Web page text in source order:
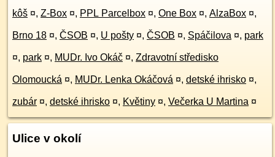
kôš ¤, Z-Box ¤, PPL Parcelbox ¤, One Box ¤, AlzaBox ¤,
Brno 18 ¤, ČSOB ¤, U pošty ¤, ČSOB ¤, Spáčilova ¤, park
¤, park ¤, MUDr. Ivo Okáč ¤, Zdravotní středisko
Olomoucká ¤, MUDr. Lenka Okáčová ¤, detské ihrisko ¤,
zubár ¤, detské ihrisko ¤, Květiny ¤, Večerka U Martina ¤
Ulice v okolí